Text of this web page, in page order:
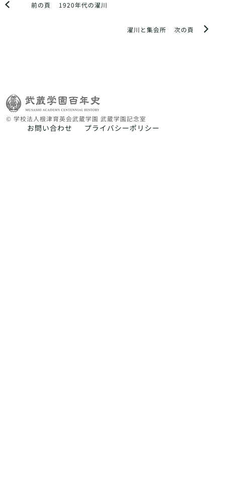
前の頁 1920年代の濯川
次の頁
濯川と集会所
© 学校法人根津育英会武蔵学園 武蔵学園記念室
お問い合わせ プライバシーポリシー